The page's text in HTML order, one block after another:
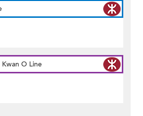
Kwan O Line